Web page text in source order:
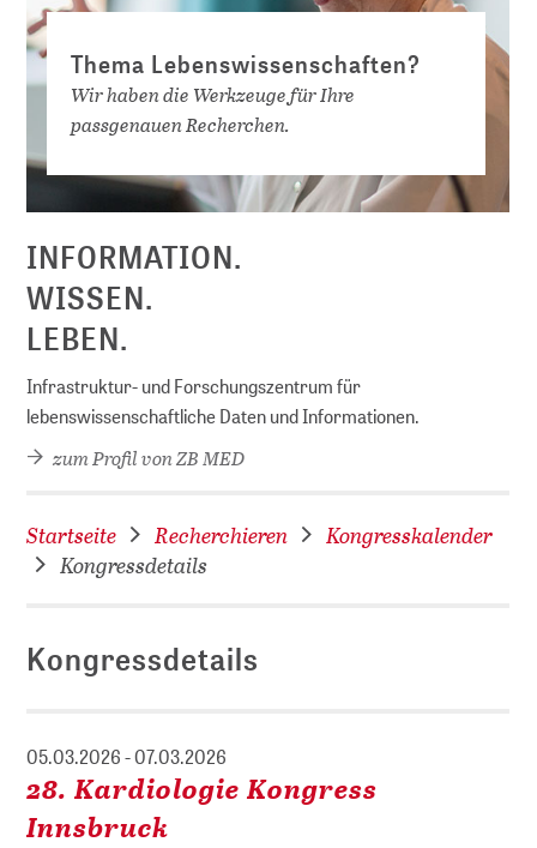
Thema Lebenswissenschaften?
Wir haben die Werkzeuge für Ihre
passgenauen Recherchen.
INFORMATION.
WISSEN.
LEBEN.
Infrastruktur- und Forschungszentrum für
lebenswissenschaftliche Daten und Informationen.
zum Profil von ZB MED
Startseite Recherchieren
Kongresskalender
Kongressdetails
Kongressdetails
05.03.2026 - 07.03.2026
28. Kardiologie Kongress
Innsbruck